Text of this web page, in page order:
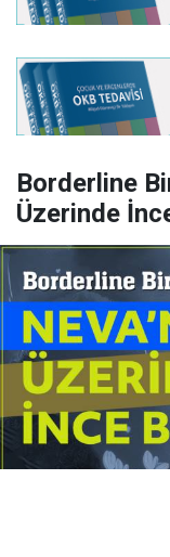
Borderline
Üzerinde